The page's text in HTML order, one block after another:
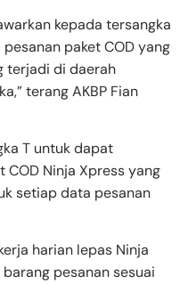
kepada tersangka
paket COD yang
terjadi di daerah
terang AKBP Fian
T untuk dapat
Ninja Xpress yang
setiap data pesanan
harian lepas Ninja
pesanan sesuai